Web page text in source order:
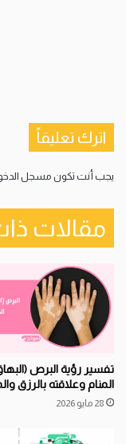
اترك تعليقاً
يجب أنت تكونمسجل
مقالات
تفسير رؤية البرص
المنام وعلاقته بالرزق
28 مايو 2026